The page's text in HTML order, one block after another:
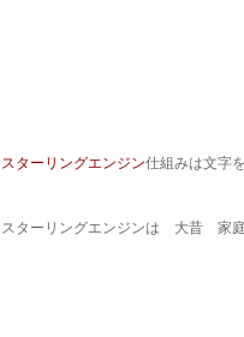
スターリングエンジン仕組みは文字
スターリングエンジンは 大昔 家